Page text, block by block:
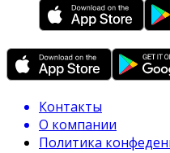
Контакты
О компании
Политика